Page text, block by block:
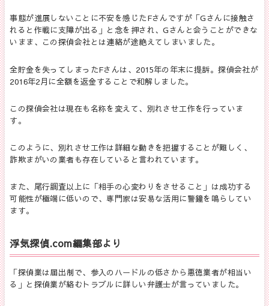
事態が進展しないことに不安を感じたFさんですが「Gさんに接触さ
れると作戦に支障が出る」と念を押され、Gさんと会うことができな
いまま、この探偵会社とは連絡が途絶えてしまいました。
全貯金を失ってしまったFさんは、2015年の年末に提訴。探偵会社が
2016年2月に全額を返金することで和解しました。
この探偵会社は現在も名称を変えて、別れさせ工作を行っていま
す。
このように、別れさせ工作は詳細な動きを把握することが難しく、
詐欺まがいの業者も存在していると言われています。
また、尾行調査以上に「相手の心変わりをさせること」は成功する
可能性が極端に低いので、専門家は安易な活用に警鐘を鳴らしてい
ます。
浮気探偵.com編集部より
「探偵業は届出制で、参入のハードルの低さから悪徳業者が相当い
る」と探偵業が絡むトラブルに詳しい弁護士が言っていました。